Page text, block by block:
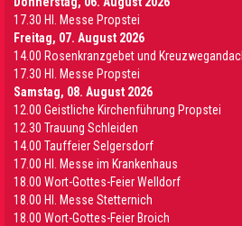
17.30 Hl. Messe Propstei
Freitag, 07. August 2026
14.00 Rosenkranzgebet und
17.30 Hl. Messe Propstei
Samstag, 08. August 2026
12.00 Geistliche Kirchenführung Propstei
12.30 Trauung Schleiden
14.00 Tauffeier Selgersdorf
17.00 Hl. Messe im Krankenhaus
18.00 Wort-Gottes-Feier Welldorf
18.00 Hl. Messe Stetternich
18.00 Wort-Gottes-Feier Broich